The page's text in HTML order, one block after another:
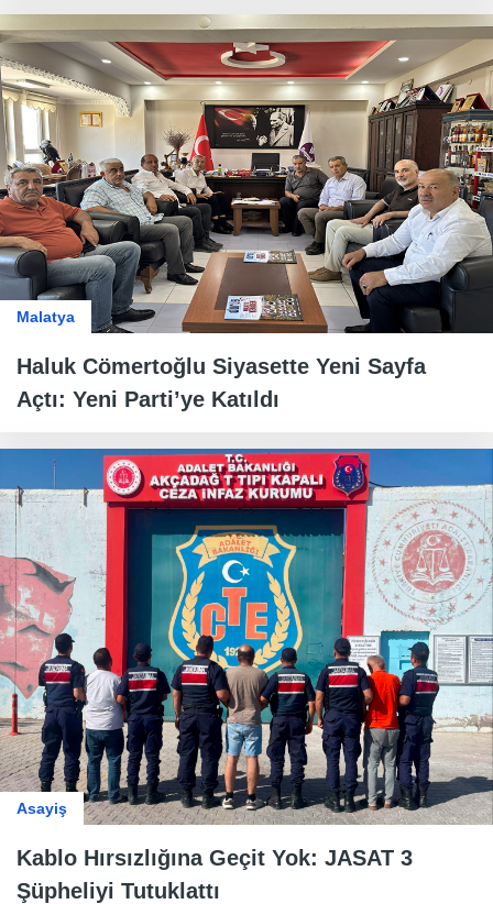
Malatya
Haluk Cömertoğlu Siyasette Yeni Sayfa
Açtı: Yeni Parti’ye Katıldı
Asayiş
Kablo Hırsızlığına Geçit Yok: JASAT 3
Şüpheliyi Tutuklattı